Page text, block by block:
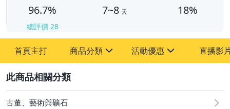
96.7%
總評價 28
7~8 天 18%
首頁主打 商品分類
其它
活動優惠
[全店] 粉絲專享
[全店] 周年慶
直播影
古董、藝術與礦石